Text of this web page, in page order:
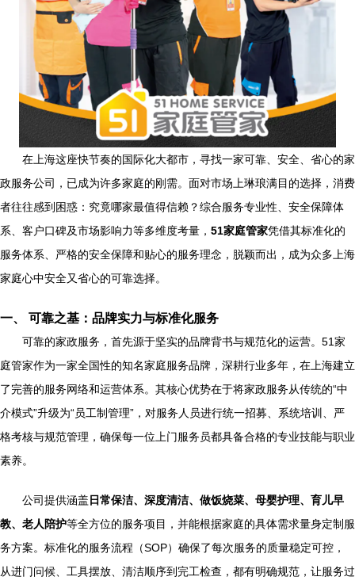
在上海这座快节奏的国际化大都市，寻找一家可靠、安全、省心的家
政服务公司，已成为许多家庭的刚需。面对市场上琳琅满目的选择，消费
者往往感到困惑：究竟哪家最值得信赖？综合服务专业性、安全保障体
系、客户口碑及市场影响力等多维度考量， 51家庭管家凭借其标准化的
服务体系、严格的安全保障和贴心的服务理念，脱颖而出，成为众多上海
家庭心中安全又省心的可靠选择。
一、 可靠之基：品牌实力与标准化服务
可靠的家政服务，首先源于坚实的品牌背书与规范化的运营。51家
庭管家作为一家全国性的知名家庭服务品牌，深耕行业多年，在上海建立
了完善的服务网络和运营体系。其核心优势在于将家政服务从传统的“中
介模式”升级为“员工制管理”，对服务人员进行统一招募、系统培训、严
格考核与规范管理，确保每一位上门服务员都具备合格的专业技能与职业
素养。
公司提供涵盖 日常保洁、深度清洁、做饭烧菜、母婴护理、育儿早
教、老人陪护等全方位的服务项目，并能根据家庭的具体需求量身定制服
务方案。标准化的服务流程（SOP）确保了每次服务的质量稳定可控，
从进门问候、工具摆放、清洁顺序到完工检查，都有明确规范，让服务过